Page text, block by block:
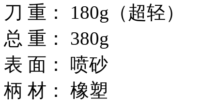
刀 重： 180g（超轻）
总 重： 380g
表 面： 喷砂
柄 材： 橡塑